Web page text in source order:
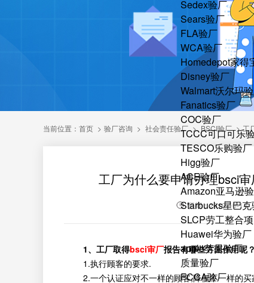
Sedex验厂
Sears验厂
FLA验厂
WCA验厂
Homedepot家得
Disney验厂
Walmart沃尔玛
Fanatics验厂
COC验厂
TCCC可口可乐
TESCO乐购验厂
Higg验厂
ACE验厂
Amazon亚马逊
Starbucks星巴
SLCP劳工整合
Huawei华为验厂
apple苹果验厂
质量验厂
FCCA验厂
当前位置： 首页 > 验厂咨询 > 社会责任验厂 > BSCI验厂 > 工
工厂为什么要申请办理bsci
日期：2019-10-14
1、工厂取得bsci审厂报告有哪些方面作用呢？
1.执行顾客的要求.
2.一个认证应对不一样的顾客,降低不一样的买